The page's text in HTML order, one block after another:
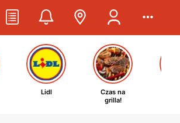
Lidl
Czas na
grilla!